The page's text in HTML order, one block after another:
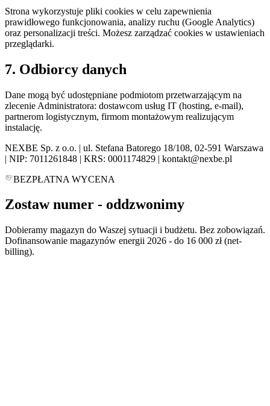
Strona wykorzystuje pliki cookies w celu zapewnienia
prawidłowego funkcjonowania, analizy ruchu (Google Analytics)
oraz personalizacji treści. Możesz zarządzać cookies w ustawieniach
przeglądarki.
7. Odbiorcy danych
Dane mogą być udostępniane podmiotom przetwarzającym na
zlecenie Administratora: dostawcom usług IT (hosting, e-mail),
partnerom logistycznym, firmom montażowym realizującym
instalację.
NEXBE Sp. z o.o. | ul. Stefana Batorego 18/108, 02-591 Warszawa
| NIP: 7011261848 | KRS: 0001174829 | kontakt@nexbe.pl
BEZPŁATNA WYCENA
Zostaw numer - oddzwonimy
Dobieramy magazyn do Waszej sytuacji i budżetu. Bez zobowiązań.
Dofinansowanie magazynów energii 2026 - do 16 000 zł (net-
billing).